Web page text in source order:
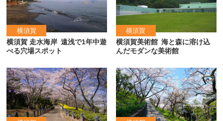
横須賀
横須賀 走水海岸 遠浅で1年中遊
べる穴場スポット
横須賀
横須賀美術館 海と森に溶け込
んだモダンな美術館